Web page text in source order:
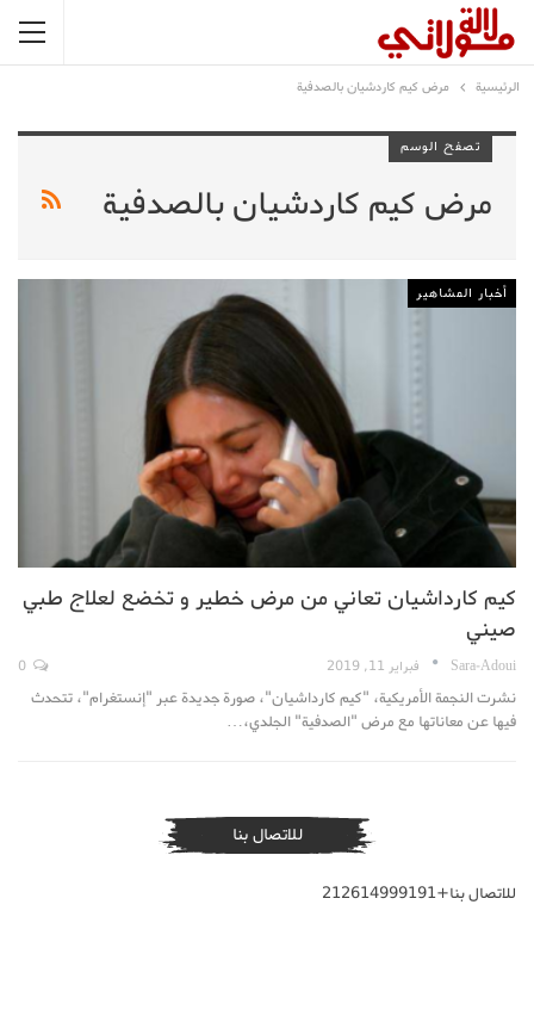
الرئيسية مرض كيم كاردشيان بالصدفية
تصفح الوسم
مرض كيم كاردشيان بالصدفية
أخبار المشاهير
كيم كارداشيان تعاني من مرض خطير و تخضع لعلاج طبي
صيني
Sara-Adoui فبراير 11, 2019
نشرت النجمة الأمريكية، "كيم كارداشيان"، صورة جديدة عبر "إنستغرام"، تتحدث
فيها عن معاناتها مع مرض "الصدفية" الجلدي،…
للاتصال بنا
للاتصال بنا+212614999191